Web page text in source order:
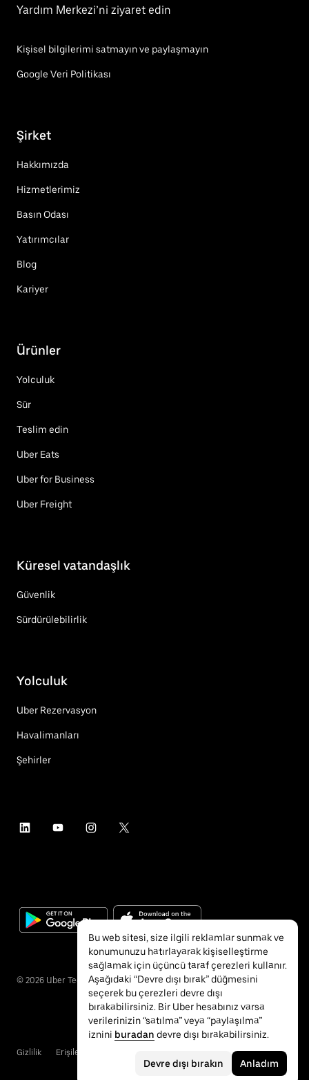
Yardım Merkezi’ni ziyaret edin
Kişisel bilgilerimi satmayın ve paylaşmayın
Google Veri Politikası
Şirket
Hakkımızda
Hizmetlerimiz
Basın Odası
Yatırımcılar
Blog
Kariyer
Ürünler
Yolculuk
Sür
Teslim edin
Uber Eats
Uber for Business
Uber Freight
Küresel vatandaşlık
Güvenlik
Sürdürülebilirlik
Yolculuk
Uber Rezervasyon
Havalimanları
Şehirler
© 2026 Uber Technologies Inc.
Gizlilik Erişilebilirlik
Bu web sitesi, size ilgili reklamlar sunmak ve
konumunuzu hatırlayarak kişiselleştirme
sağlamak için üçüncü taraf çerezleri kullanır.
Aşağıdaki “Devre dışı bırak” düğmesini
seçerek bu çerezleri devre dışı
bırakabilirsiniz. Bir Uber hesabınız varsa
verilerinizin “satılma” veya “paylaşılma”
iznini buradan devre dışı bırakabilirsiniz.
Devre dışı bırakın Anladım